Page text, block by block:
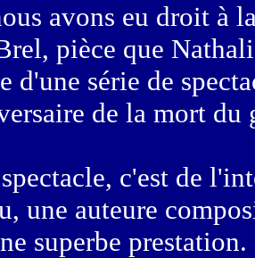
avons eu droit à
pièce que
d'une série de
de la mort du
c'est de
une auteure
superbe prestation.